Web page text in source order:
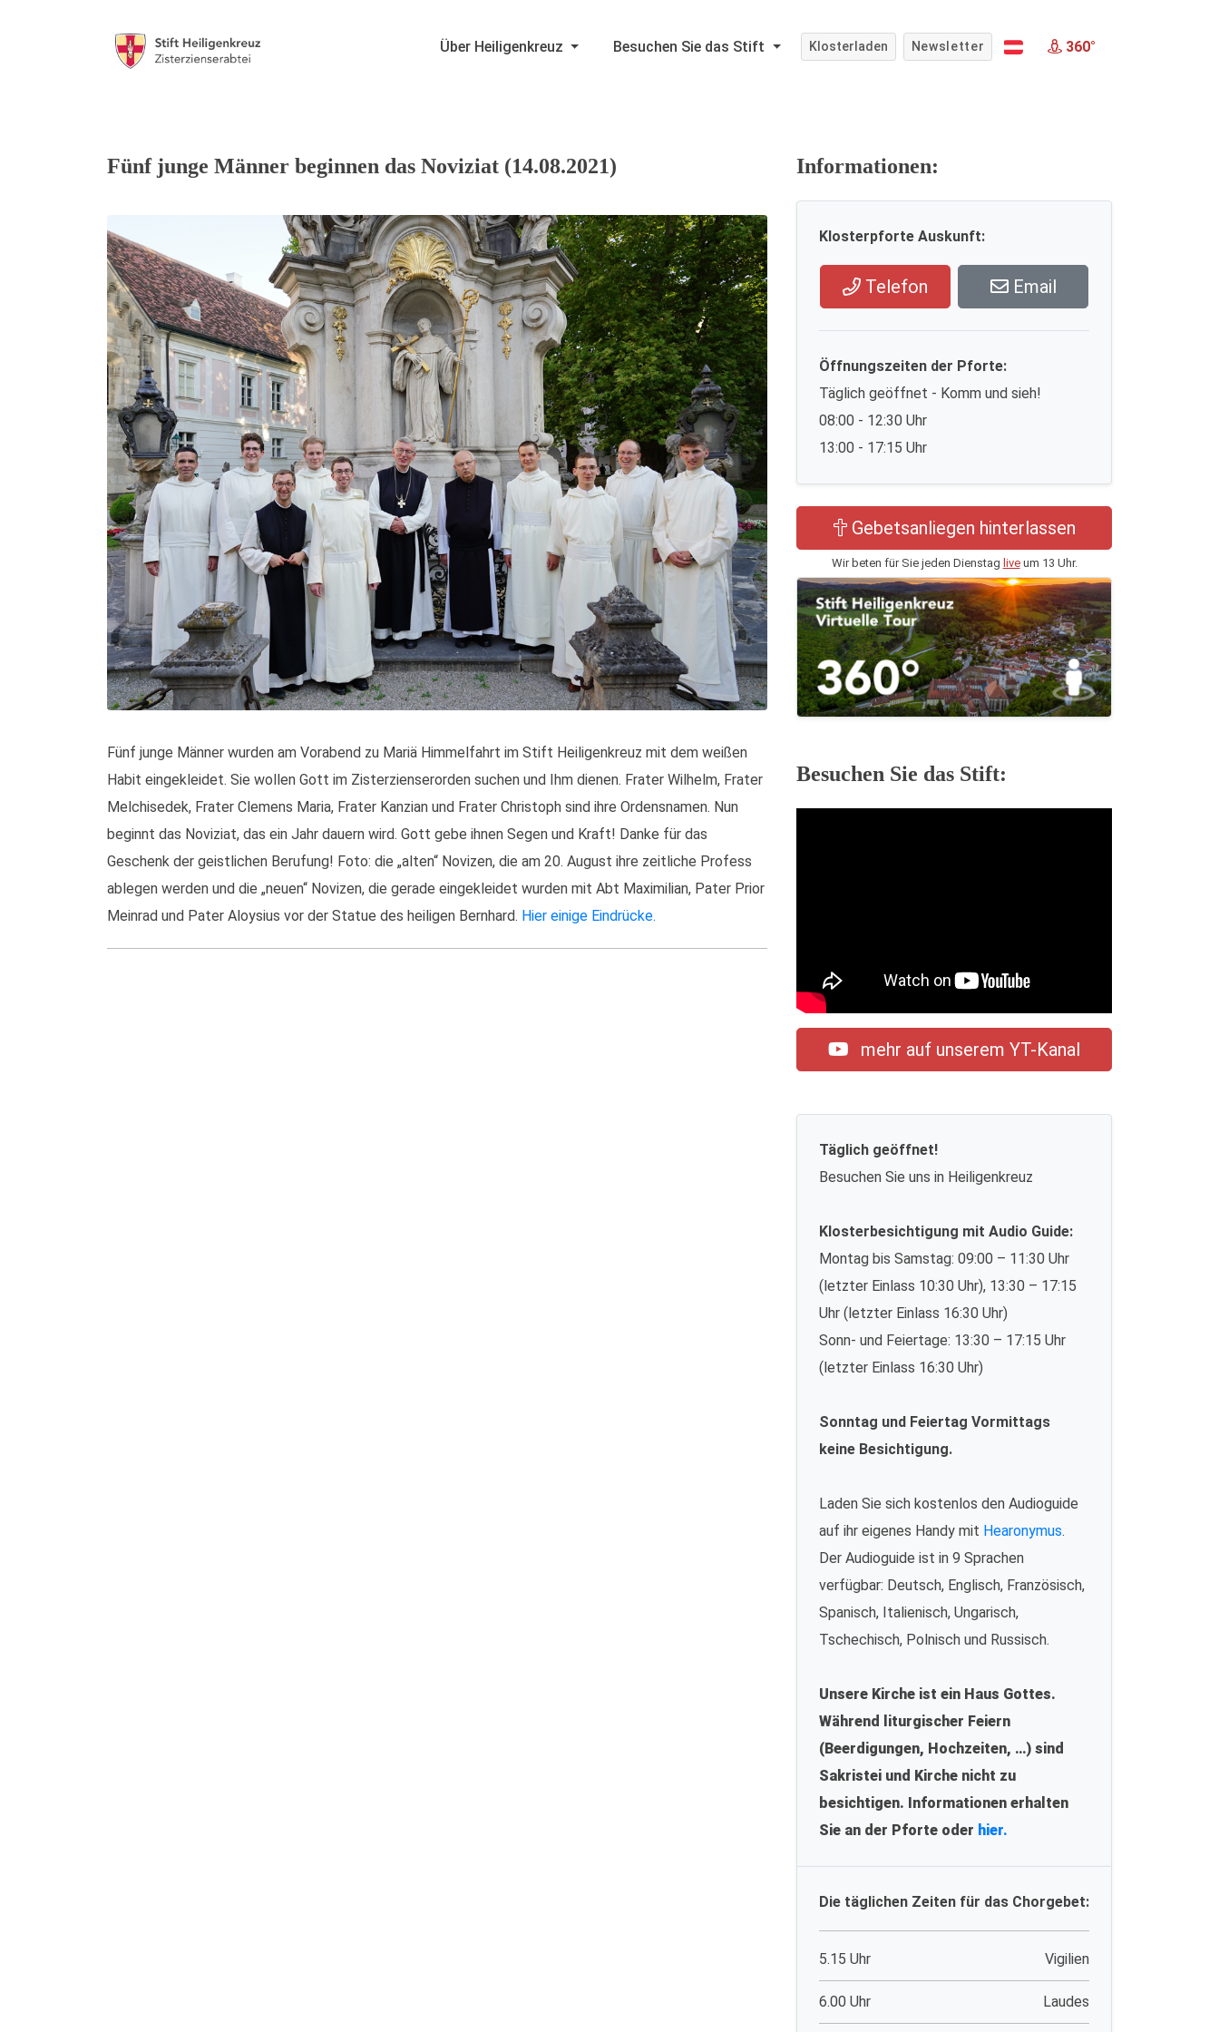
Über Heiligenkreuz Besuchen Sie das Stift Klosterladen Newsletter 360°
Fünf junge Männer beginnen das Noviziat (14.08.2021)
Fünf junge Männer wurden am Vorabend zu Mariä Himmelfahrt im Stift Heiligenkreuz mit dem weißen
Habit eingekleidet. Sie wollen Gott im Zisterzienserorden suchen und Ihm dienen. Frater Wilhelm, Frater
Melchisedek, Frater Clemens Maria, Frater Kanzian und Frater Christoph sind ihre Ordensnamen. Nun
beginnt das Noviziat, das ein Jahr dauern wird. Gott gebe ihnen Segen und Kraft! Danke für das
Geschenk der geistlichen Berufung! Foto: die „alten“ Novizen, die am 20. August ihre zeitliche Profess
ablegen werden und die „neuen“ Novizen, die gerade eingekleidet wurden mit Abt Maximilian, Pater Prior
Meinrad und Pater Aloysius vor der Statue des heiligen Bernhard. Hier einige Eindrücke.
Informationen:
Klosterpforte Auskunft:
Telefon Email
Öffnungszeiten der Pforte:
Täglich geöffnet - Komm und sieh!
08:00 - 12:30 Uhr
13:00 - 17:15 Uhr
Gebetsanliegen hinterlassen
Wir beten für Sie jeden Dienstag liveum 13 Uhr.
Besuchen Sie das Stift:
mehr auf unserem YT-Kanal
Täglich geöffnet!
Besuchen Sie uns in Heiligenkreuz
Klosterbesichtigung mit Audio Guide:
Montag bis Samstag: 09:00 – 11:30 Uhr
(letzter Einlass 10:30 Uhr), 13:30 – 17:15
Uhr (letzter Einlass 16:30 Uhr)
Sonn- und Feiertage: 13:30 – 17:15 Uhr
(letzter Einlass 16:30 Uhr)
Sonntag und Feiertag Vormittags
keine Besichtigung.
Laden Sie sich kostenlos den Audioguide
auf ihr eigenes Handy mit Hearonymus.
Der Audioguide ist in 9 Sprachen
verfügbar: Deutsch, Englisch, Französisch,
Spanisch, Italienisch, Ungarisch,
Tschechisch, Polnisch und Russisch.
Unsere Kirche ist ein Haus Gottes.
Während liturgischer Feiern
(Beerdigungen, Hochzeiten, …) sind
Sakristei und Kirche nicht zu
besichtigen. Informationen erhalten
Sie an der Pforte oder hier.
Die täglichen Zeiten für das Chorgebet:
5.15 Uhr Vigilien
6.00 Uhr Laudes